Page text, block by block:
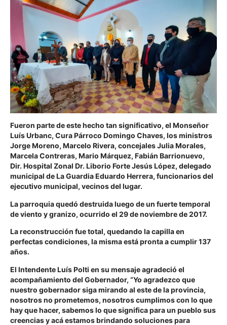
Fueron parte de este hecho tan significativo, el Monseñor
Luís Urbanc, Cura Párroco Domingo Chaves, los ministros
Jorge Moreno, Marcelo Rivera, concejales Julia Morales,
Marcela Contreras, Mario Márquez, Fabián Barrionuevo,
Dir. Hospital Zonal Dr. Liborio Forte Jesús López, delegado
municipal de La Guardia Eduardo Herrera, funcionarios del
ejecutivo municipal, vecinos del lugar.
La parroquia quedó destruida luego de un fuerte temporal
de viento y granizo, ocurrido el 29 de noviembre de 2017.
La reconstrucción fue total, quedando la capilla en
perfectas condiciones, la misma está pronta a cumplir 137
años.
El IntendenteLuís Polti en su mensaje agradeció el
acompañamiento del Gobernador, “Yo agradezco que
nuestro gobernador siga mirando al este de la provincia,
nosotros no prometemos, nosotros cumplimos con lo que
hay que hacer, sabemos lo que significa para un pueblo sus
creencias y acá estamos brindando soluciones para